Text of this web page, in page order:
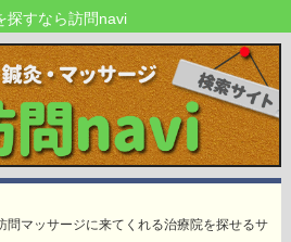
探すなら訪問navi
問マッサージに来てくれる治療院を探せるサ